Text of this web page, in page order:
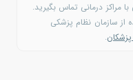
مراکز درمانی تماس بگیرید.
از سازمان نظام پزشکی
.